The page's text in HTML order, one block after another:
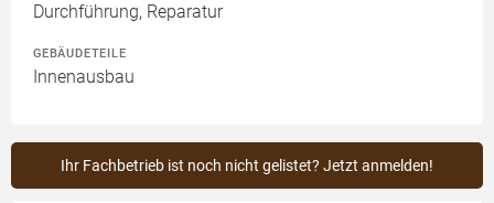
Durchführung, Reparatur
GEBÄUDETEILE
Innenausbau
Ihr Fachbetrieb ist noch nicht gelistet? Jetzt anmelden!